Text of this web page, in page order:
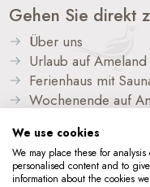
Gehen Sie direkt
Über uns
Urlaub auf Ameland
Ferienhaus mit
Wochenende auf
Zusatzinformation
Fahrradverleih Metz
Wagenborg
We use cookies
We may place these for
personalised content and to
information about the cookies